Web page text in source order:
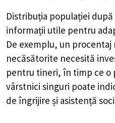
Starea Civila 2
Căsatorit/ă
Necăsatorit/
ă
Populație